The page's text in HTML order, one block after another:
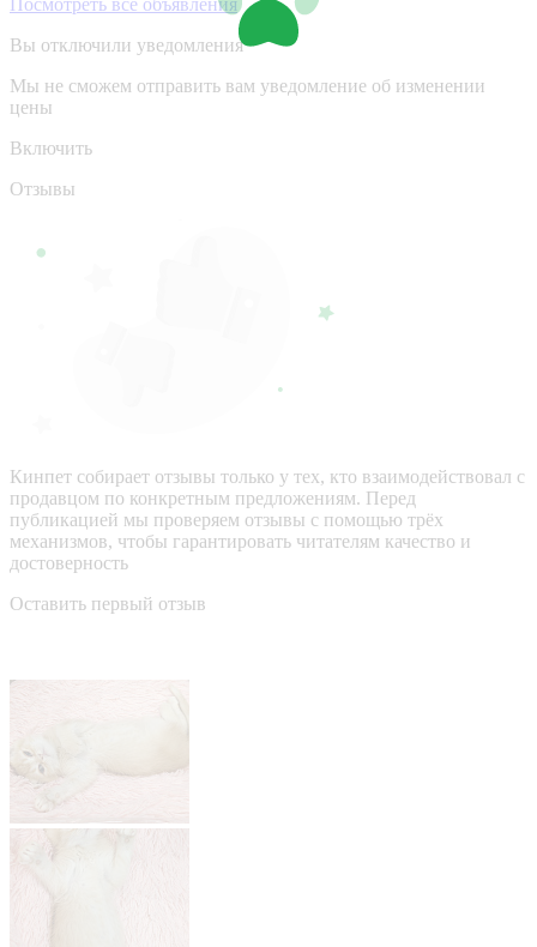
Вы отключили уведомления
Мы не сможем отправить вам уведомление об изменении
цены
Включить
Отзывы
Кинпет собирает отзывы только у тех, кто взаимодействовал с
продавцом по конкретным предложениям. Перед
публикацией мы проверяем отзывы с помощью трёх
механизмов, чтобы гарантировать читателям качество и
достоверность
Оставить первый отзыв